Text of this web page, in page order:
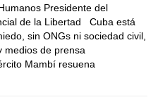
Presidente del
de la Libertad Cuba está
sin ONGs ni sociedad civil,
medios de prensa
Mambí resuena